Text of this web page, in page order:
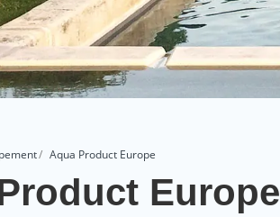
Aqua Product Europe
Europe